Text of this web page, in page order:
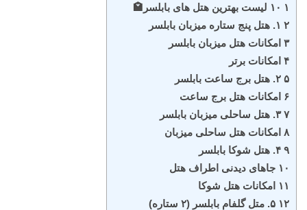
۱ ۱۰ لیست بهترین هتل های بابلسر🏩
۲ ۱. هتل پنج ستاره میزبان بابلسر
۳ امکانات هتل میزبان بابلسر
۴ امکانات برتر
۵ ۲. هتل برج ساعت بابلسر
۶ امکانات هتل برج ساعت
۷ ۳. هتل ساحلی میزبان بابلسر
۸ امکانات هتل ساحلی میزبان
۹ ۴. هتل شوکا بابلسر
۱۰ جاهای دیدنی اطراف هتل
۱۱ امکانات هتل شوکا
۱۲ ۵. متل گلفام بابلسر (۲ ستاره)